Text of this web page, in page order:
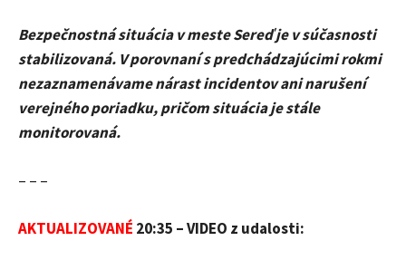
Bezpečnostná situácia v meste Sereď je v súčasnosti
stabilizovaná. V porovnaní s predchádzajúcimi rokmi
nezaznamenávame nárast incidentov ani narušení
verejného poriadku, pričom situácia je stále
monitorovaná.
– – –
AKTUALIZOVANÉ 20:35 – VIDEO z udalosti: